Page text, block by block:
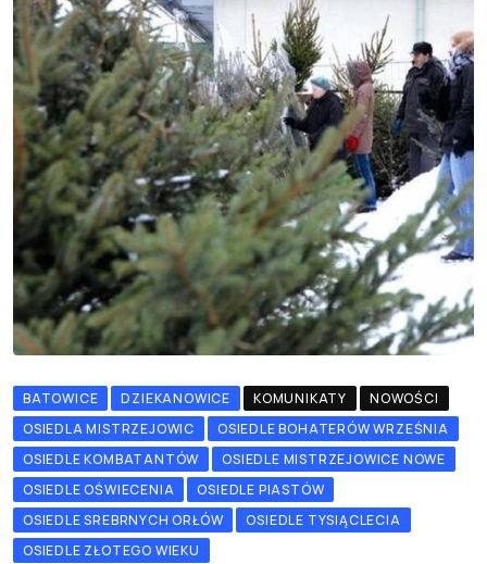
BATOWICE DZIEKANOWICE KOMUNIKATY
NOWOŚCI
OSIEDLA MISTRZEJOWIC
OSIEDLE BOHATERÓW WRZEŚNIA
OSIEDLE KOMBATANTÓW
OSIEDLE MISTRZEJOWICE NOWE
OSIEDLE OŚWIECENIA
OSIEDLE PIASTÓW
OSIEDLE SREBRNYCH ORŁÓW
OSIEDLE TYSIĄCLECIA
OSIEDLE ZŁOTEGO WIEKU